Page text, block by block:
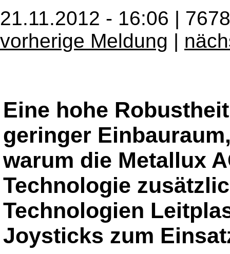
21.11.2012 - 16:06 |
vorherige Meldung |
Eine hohe
geringer
warum die Metallux
Technologie
Technologien
Joysticks zum